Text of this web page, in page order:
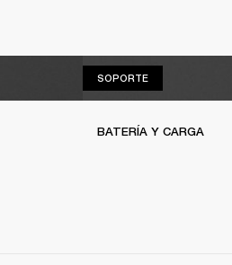
SOPORTESOPORTE
BATERÍA Y CARGA